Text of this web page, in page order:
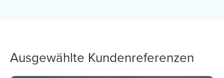
Ausgewählte Kundenreferenzen